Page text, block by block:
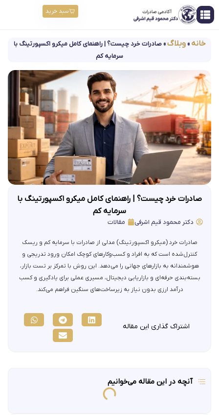
سبد خرید
خانه»وبلاگ»صادرات خرد چیست؟ | راهنمای کامل میکرو اکسپورتینگ با
سرمایه کم
صادرات خرد چیست؟ | راهنمای کامل میکرو اکسپورتینگ با
سرمایه کم
دکتر محمود قیم اشرفی مقالات
صادرات خرد (میکرو اکسپورتینگ) مدلی از صادرات با سرمایه کم و ریسک
کنترل‌شده است که به افراد و کسب‌وکارهای کوچک امکان ورود تدریجی و
هوشمندانه به بازارهای جهانی را می‌دهد. این روش با تمرکز بر تست بازار،
بسته‌بندی حرفه‌ای و بازاریابی دیجیتال، مسیری عملی برای یادگیری و کسب
درآمد ارزی بدون نیاز به زیرساخت‌های سنگین فراهم می‌کند.
اشتراک گذاری این مقاله
آنچه در این مقاله می‌خوانیم